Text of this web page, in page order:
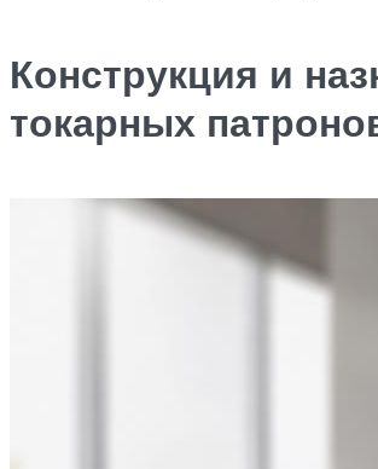
Конструкция и
токарных